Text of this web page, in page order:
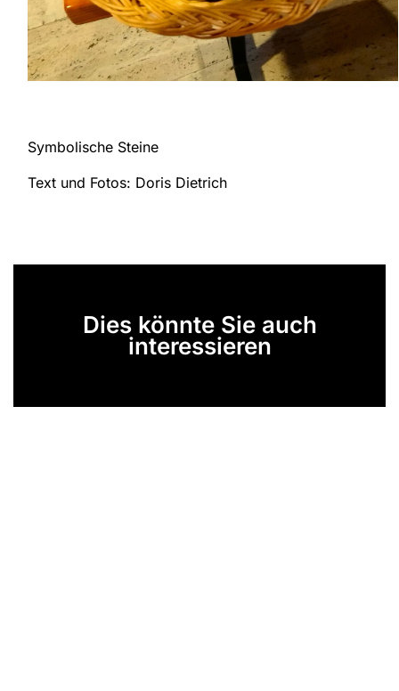
Symbolische Steine
Text und Fotos: Doris Dietrich
Dies könnte Sie auch
interessieren